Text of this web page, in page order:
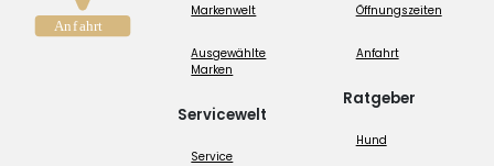
Markenwelt
Ausgewählte
Marken
Servicewelt
Service
Öffnungszeiten
Anfahrt
Ratgeber
Hund